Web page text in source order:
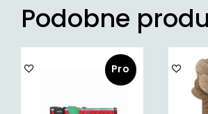
Podobne
Pro